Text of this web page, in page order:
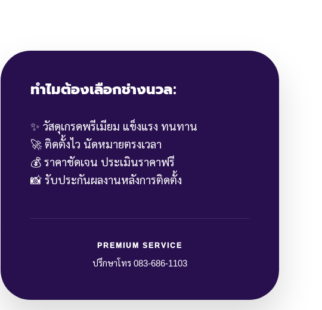
ทำไมต้องเลือกช่างนวล:
✨ วัสดุเกรดพรีเมียม แข็งแรง ทนทาน
🚀 ติดตั้งไว นัดหมายตรงเวลา
💰 ราคาชัดเจน ประเมินราคาฟรี
📸 รับประกันผลงานหลังการติดตั้ง
PREMIUM SERVICE
ปรึกษาโทร 083-686-1103